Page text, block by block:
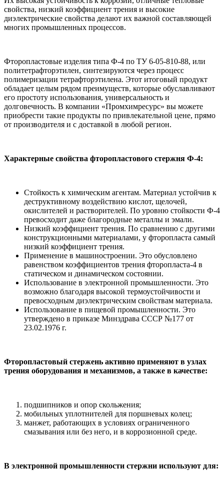
свойства, низкий коэффициент трения и высокие
диэлектрические свойства делают их важной составляющей
многих промышленных процессов.
Фторопластовые изделия типа Ф-4 по ТУ 6-05-810-88, или
политетрафторэтилен, синтезируются через процесс
полимеризации тетрафторэтилена. Этот итоговый продукт
обладает целым рядом преимуществ, которые обуславливают
его простоту использования, универсальность и
долговечность. В компании «Промхимресурс» вы можете
приобрести такие продукты по привлекательной цене, прямо
от производителя и с доставкой в любой регион.
Характерные свойства фторопластового стержня Ф-4:
Стойкость к химическим агентам. Материал устойчив к
деструктивному воздействию кислот, щелочей,
окислителей и растворителей. По уровню стойкости Ф-4
превосходит даже благородные металлы и эмали.
Низкий коэффициент трения. По сравнению с другими
конструкционными материалами, у фторопласта самый
низкий коэффициент трения.
Применение в машиностроении. Это обусловлено
равенством коэффициентов трения фторопласта-4 в
статическом и динамическом состоянии.
Использование в электронной промышленности. Это
возможно благодаря высокой термоустойчивости и
превосходным диэлектрическим свойствам материала.
Использование в пищевой промышленности. Это
утверждено в приказе Минздрава СССР №177 от
23.02.1976 г.
Фторопластовый стержень активно применяют в узлах
трения оборудования и механизмов, а также в качестве:
подшипников и опор скольжения;
мобильных уплотнителей для поршневых колец;
манжет, работающих в условиях ограниченного
смазывания или без него, и в коррозионной среде.
В электронной промышленности стержни используют для: